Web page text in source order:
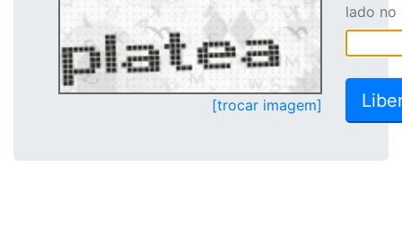
[trocar imagem]
lado no